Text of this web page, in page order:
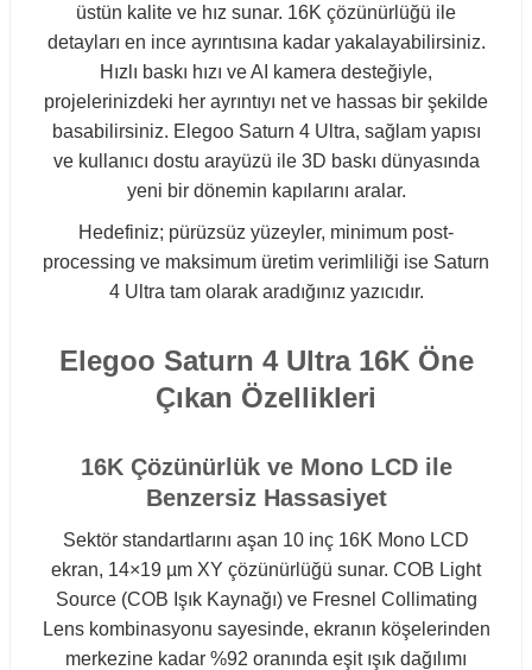
üstün kalite ve hız sunar. 16K çözünürlüğü ile
detayları en ince ayrıntısına kadar yakalayabilirsiniz.
Hızlı baskı hızı ve AI kamera desteğiyle,
projelerinizdeki her ayrıntıyı net ve hassas bir şekilde
basabilirsiniz. Elegoo Saturn 4 Ultra, sağlam yapısı
ve kullanıcı dostu arayüzü ile 3D baskı dünyasında
yeni bir dönemin kapılarını aralar.
Hedefiniz; pürüzsüz yüzeyler, minimum post-
processing ve maksimum üretim verimliliği ise Saturn
4 Ultra tam olarak aradığınız yazıcıdır.
Elegoo Saturn 4 Ultra 16K Öne
Çıkan Özellikleri
16K Çözünürlük ve Mono LCD ile
Benzersiz Hassasiyet
Sektör standartlarını aşan 10 inç 16K Mono LCD
ekran, 14×19 µm XY çözünürlüğü sunar. COB Light
Source (COB Işık Kaynağı) ve Fresnel Collimating
Lens kombinasyonu sayesinde, ekranın köşelerinden
merkezine kadar %92 oranında eşit ışık dağılımı